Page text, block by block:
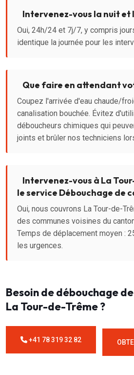
Intervenez-vous la nuit et
Oui, 24h/24 et 7j/7, y compris
identique la journée pour les
Que faire en attendant
Coupez l'arrivée d'eau chaude/
canalisation bouchée. Évitez
déboucheurs chimiques qui
joints et brûler nos techniciens
Intervenez-vous à La
le service Débouchage de
Oui, nous couvrons La Tour-de-
des communes voisines du
Temps de déplacement moyen :
les urgences.
Besoin de débouchage
La Tour-de-Trême ?
+41 78 319 32 82